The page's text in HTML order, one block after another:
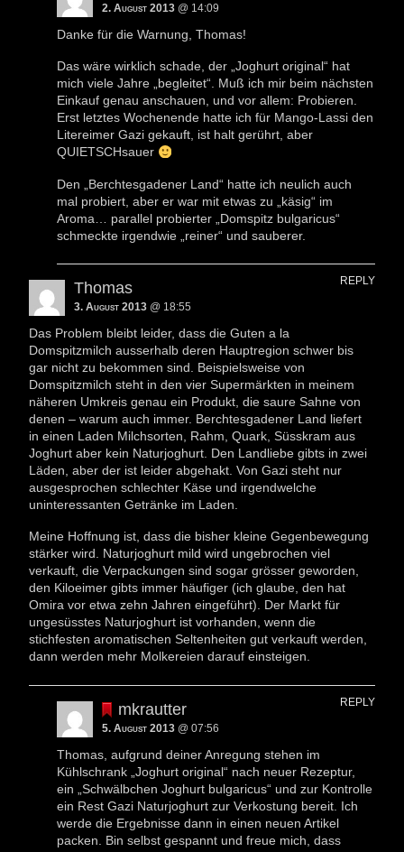
2. August 2013 @ 14:09
Danke für die Warnung, Thomas!
Das wäre wirklich schade, der „Joghurt original“ hat
mich viele Jahre „begleitet“. Muß ich mir beim nächsten
Einkauf genau anschauen, und vor allem: Probieren.
Erst letztes Wochenende hatte ich für Mango-Lassi den
Litereimer Gazi gekauft, ist halt gerührt, aber
QUIETSCHsauer
Den „Berchtesgadener Land“ hatte ich neulich auch
mal probiert, aber er war mit etwas zu „käsig“ im
Aroma… parallel probierter „Domspitz bulgaricus“
schmeckte irgendwie „reiner“ und sauberer.
Thomas
3. August 2013 @ 18:55
Das Problem bleibt leider, dass die Guten a la
Domspitzmilch ausserhalb deren Hauptregion schwer bis
gar nicht zu bekommen sind. Beispielsweise von
Domspitzmilch steht in den vier Supermärkten in meinem
näheren Umkreis genau ein Produkt, die saure Sahne von
denen – warum auch immer. Berchtesgadener Land liefert
in einen Laden Milchsorten, Rahm, Quark, Süsskram aus
Joghurt aber kein Naturjoghurt. Den Landliebe gibts in zwei
Läden, aber der ist leider abgehakt. Von Gazi steht nur
ausgesprochen schlechter Käse und irgendwelche
uninteressanten Getränke im Laden.
Meine Hoffnung ist, dass die bisher kleine Gegenbewegung
stärker wird. Naturjoghurt mild wird ungebrochen viel
verkauft, die Verpackungen sind sogar grösser geworden,
den Kiloeimer gibts immer häufiger (ich glaube, den hat
Omira vor etwa zehn Jahren eingeführt). Der Markt für
ungesüsstes Naturjoghurt ist vorhanden, wenn die
stichfesten aromatischen Seltenheiten gut verkauft werden,
dann werden mehr Molkereien darauf einsteigen.
REPLY
mkrautter
5. August 2013 @ 07:56
Thomas, aufgrund deiner Anregung stehen im
Kühlschrank „Joghurt original“ nach neuer Rezeptur,
ein „Schwälbchen Joghurt bulgaricus“ und zur Kontrolle
ein Rest Gazi Naturjoghurt zur Verkostung bereit. Ich
werde die Ergebnisse dann in einen neuen Artikel
packen. Bin selbst gespannt und freue mich, dass
REPLY